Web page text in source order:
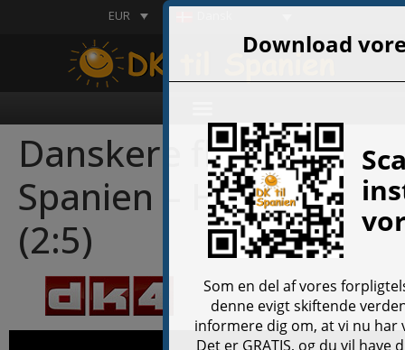
EUR
Danskere flytter til
Spanien – Hvorfor?
(2:5)